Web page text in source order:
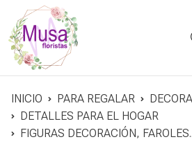
INICIO PARA REGALAR
DETALLES PARA EL HOGAR
FIGURAS DECORACIÓN,